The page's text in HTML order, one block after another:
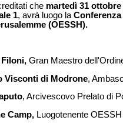
che martedì 31 ottobre
1, avrà luogo la
(OESSH).
Filoni, Gran Maestro
Visconti di Modrone,
, Arcivescovo Prelato di
Camp, Luogotenente